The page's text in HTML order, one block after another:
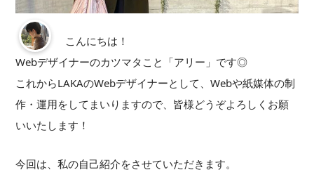
こんにちは！
Webデザイナーのカツマタこと「アリー」です◎
これからLAKAのWebデザイナーとして、Webや紙媒体の制
作・運用をしてまいりますので、皆様どうぞよろしくお願
いいたします！
今回は、私の自己紹介をさせていただきます。